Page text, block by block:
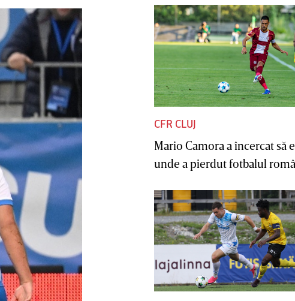
CFR CLUJ
Mario Camora a încercat să
unde a pierdut fotbalul